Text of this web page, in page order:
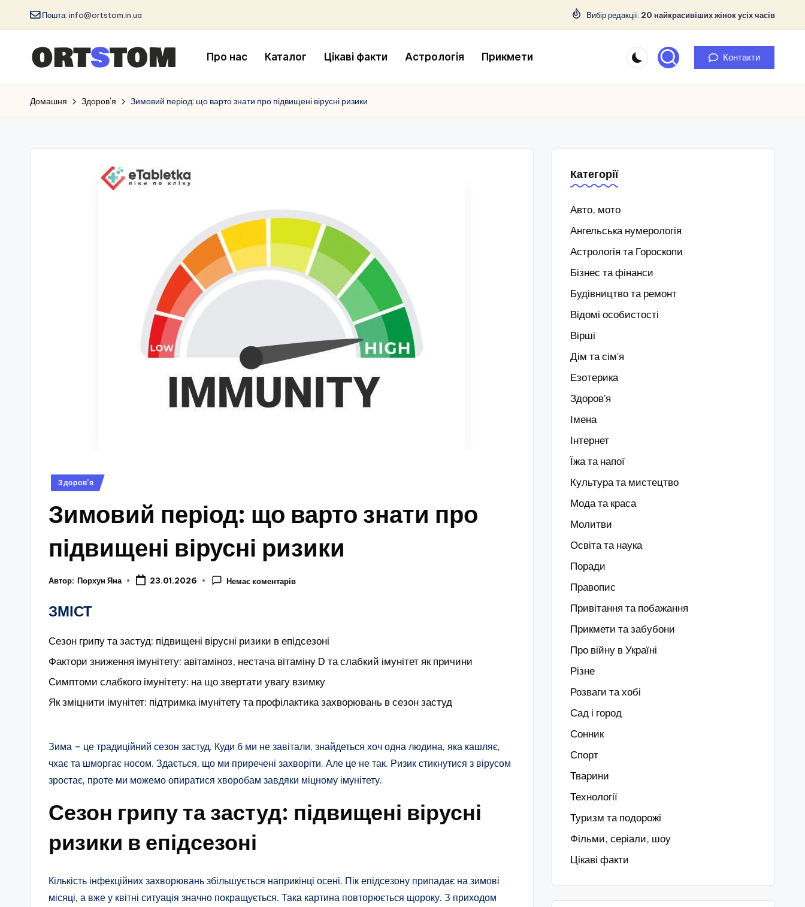
Пошта: info@ortstom.in.ua Вибір редакції: 20 найкрасивіших жінок усіх часів
Про нас Каталог Цікаві факти Астрологія Прикмети Контакти
Домашня Здоров’я Зимовий період: що варто знати про підвищені вірусні ризики
Опубліковано
Здоров’я
Зимовий період: що варто знати про
підвищені вірусні ризики
Автор: Порхун Яна 23.01.2026 Немає коментарів
ЗМІСТ
Сезон грипу та застуд: підвищені вірусні ризики в епідсезоні
Фактори зниження імунітету: авітаміноз, нестача вітаміну D та слабкий імунітет як причини
Симптоми слабкого імунітету: на що звертати увагу взимку
Як зміцнити імунітет: підтримка імунітету та профілактика захворювань в сезон застуд
Зима – це традиційний сезон застуд. Куди б ми не завітали, знайдеться хоч одна людина, яка кашляє,
чхає та шморгає носом. Здається, що ми приречені захворіти. Але це не так. Ризик стикнутися з вірусом
зростає, проте ми можемо опиратися хворобам завдяки міцному імунітету.
Сезон грипу та застуд: підвищені вірусні
ризики в епідсезоні
Кількість інфекційних захворювань збільшується наприкінці осені. Пік епідсезону припадає на зимові
місяці, а вже у квітні ситуація значно покращується. Така картина повторюється щороку. З приходом
Категорії
Авто, мото
Ангельська нумерологія
Астрологія та Гороскопи
Бізнес та фінанси
Будівництво та ремонт
Відомі особистості
Вірші
Дім та сім'я
Езотерика
Здоров’я
Імена
Інтернет
Їжа та напої
Культура та мистецтво
Мода та краса
Молитви
Освіта та наука
Поради
Правопис
Привітання та побажання
Прикмети та забубони
Про війну в Україні
Різне
Розваги та хобі
Сад і город
Сонник
Спорт
Тварини
Технології
Туризм та подорожі
Фільми, серіали, шоу
Цікаві факти